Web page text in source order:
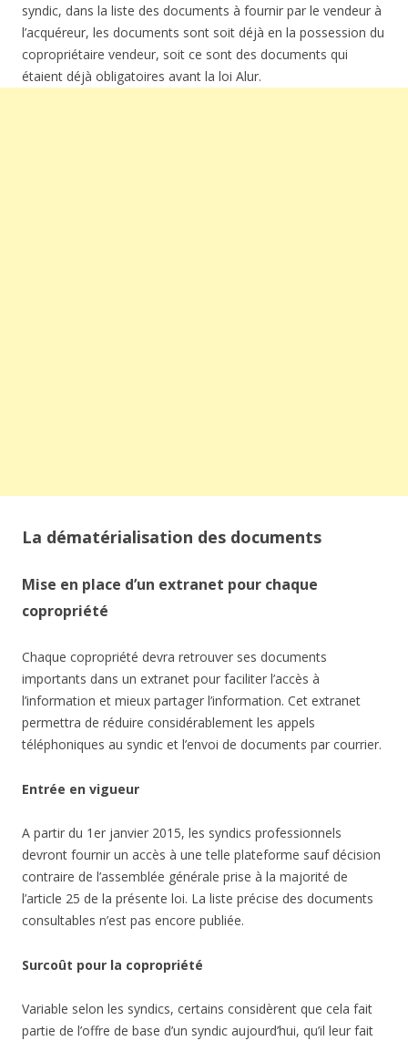
syndic, dans la liste des documents à fournir par le vendeur à
l’acquéreur, les documents sont soit déjà en la possession du
copropriétaire vendeur, soit ce sont des documents qui
étaient déjà obligatoires avant la loi Alur.
La dématérialisation des documents
Mise en place d’un extranet pour chaque
copropriété
Chaque copropriété devra retrouver ses documents
importants dans un extranet pour faciliter l’accès à
l’information et mieux partager l’information. Cet extranet
permettra de réduire considérablement les appels
téléphoniques au syndic et l’envoi de documents par courrier.
Entrée en vigueur
A partir du 1er janvier 2015, les syndics professionnels
devront fournir un accès à une telle plateforme sauf décision
contraire de l’assemblée générale prise à la majorité de
l’article 25 de la présente loi. La liste précise des documents
consultables n’est pas encore publiée.
Surcoût pour la copropriété
Variable selon les syndics, certains considèrent que cela fait
partie de l’offre de base d’un syndic aujourd’hui, qu’il leur fait